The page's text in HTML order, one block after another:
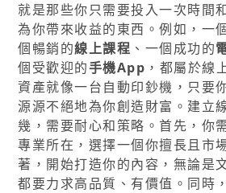
就是那些你只需要投入一次時間
為你帶來收益的東西。例如，一
個暢銷的線上課程 、一個成功的
個受歡迎的手機App ，都屬於線
資產就像一台自動印鈔機，只要
源源不絕地為你創造財富。建立
幾，需要耐心和策略。首先，你
專業所在，選擇一個你擅長且市
著，開始打造你的內容，無論是
都要力求高品質、有價值。同時